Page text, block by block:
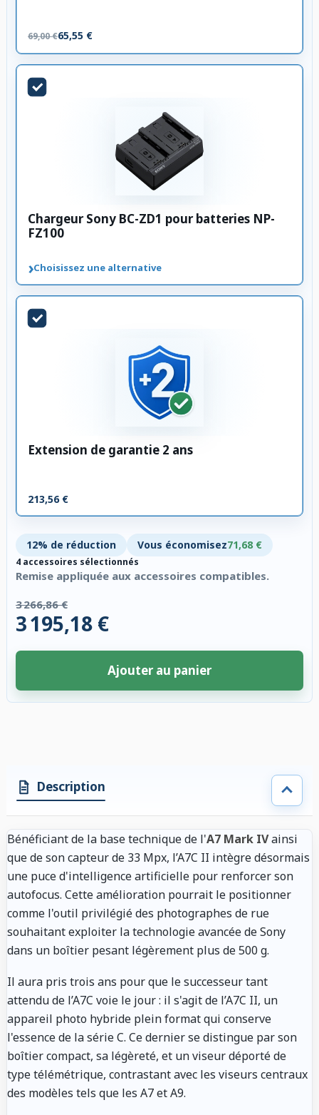
69,00 €65,55 €
Chargeur Sony BC-ZD1 pour batteries NP-
FZ100
›Choisissez une alternative
Extension de garantie 2 ans
213,56 €
12% de réduction Vous économisez71,68 €
4 accessoires sélectionnés
Remise appliquée aux accessoires compatibles.
3 266,86 €
3 195,18 €
Ajouter au panier
Description
Bénéficiant de la base technique de l'A7 Mark IVainsi
que de son capteur de 33 Mpx, l’A7C II intègre désormais
une puce d'intelligence artificielle pour renforcer son
autofocus. Cette amélioration pourrait le positionner
comme l'outil privilégié des photographes de rue
souhaitant exploiter la technologie avancée de Sony
dans un boîtier pesant légèrement plus de 500 g.
Il aura pris trois ans pour que le successeur tant
attendu de l’A7C voie le jour : il s'agit de l’A7C II, un
appareil photo hybride plein format qui conserve
l'essence de la série C. Ce dernier se distingue par son
boîtier compact, sa légèreté, et un viseur déporté de
type télémétrique, contrastant avec les viseurs centraux
des modèles tels que les A7 et A9.